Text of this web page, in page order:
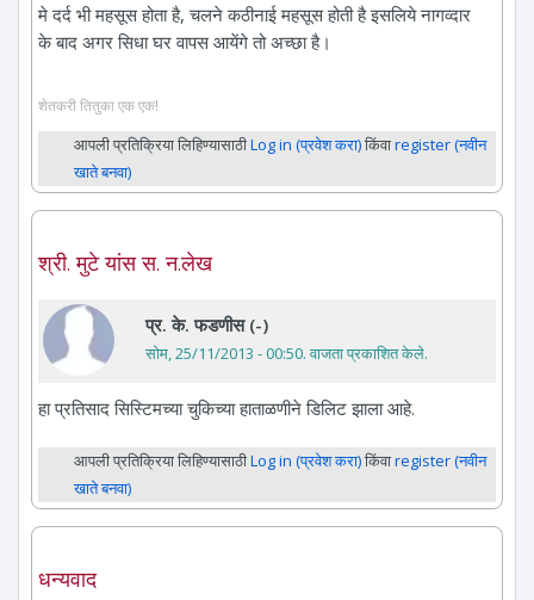
मे दर्द भी महसूस होता है, चलने कठीनाई महसूस होती है इसलिये नागव्दार
के बाद अगर सिधा घर वापस आयेंगे तो अच्छा है।
शेतकरी तितुका एक एक!
आपली प्रतिक्रिया लिहिण्यासाठीLog in (प्रवेश करा)किंवाregister (नवीन
खाते बनवा)
श्री. मुटे यांस स. न.लेख
प्र. के. फडणीस (-)
सोम, 25/11/2013 - 00:50. वाजता प्रकाशित केले.
हा प्रतिसाद सिस्टिमच्या चुकिच्या हाताळणीने डिलिट झाला आहे.
आपली प्रतिक्रिया लिहिण्यासाठीLog in (प्रवेश करा)किंवाregister (नवीन
खाते बनवा)
धन्यवाद